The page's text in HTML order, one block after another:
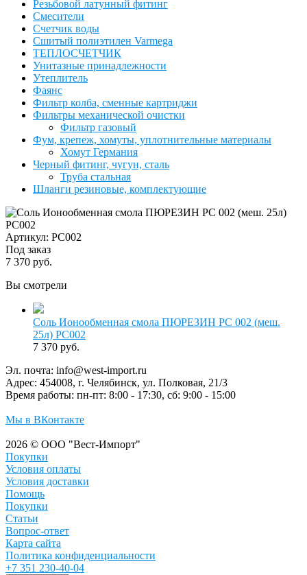
Резьбовой латунный фитинг
Смесители
Счетчик воды
Сшитый полиэтилен Varmega
ТЕПЛОСЧЕТЧИК
Унитазные принадлежности
Утеплитель
Фаянс
Фильтр колба, сменные картриджи
Фильтры механической очистки
Фильтр газовый
Фум, крепеж, хомуты, уплотнительные материалы
Хомут Германия
Черный фитинг, чугун, сталь
Труба стальная
Шланги резиновые, комплектующие
Артикул: РС002
Под заказ
7 370 руб.
Вы смотрели
Соль Ионообменная смола ПЮРЕЗИН РС 002 (меш.
25л) РС002
7 370 руб.
Эл. почта: info@west-import.ru
Адрес: 454008, г. Челябинск, ул. Полковая, 21/3
Время работы: пн-пт: 8:00 - 17:30, сб: 9:00 - 15:00
Мы в ВКонтакте
2026 © ООО "Вест-Импорт"
Покупки
Условия оплаты
Условия доставки
Помощь
Покупки
Статьи
Вопрос-ответ
Карта сайта
Политика конфиденциальности
+7 351 230-40-04